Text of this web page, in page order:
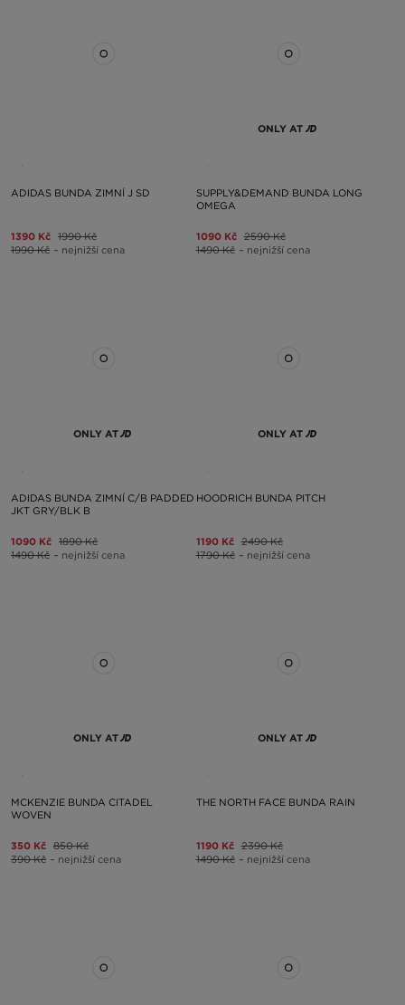
ADIDAS BUNDA ZIMNÍ J SD
1390 Kč 1990 Kč
1990 Kč – nejnižší cena
ONLY AT
SUPPLY&DEMAND BUNDA LONG
OMEGA
1090 Kč 2590 Kč
1490 Kč – nejnižší cena
ONLY AT
ADIDAS BUNDA ZIMNÍ C/B PADDED
JKT GRY/BLK B
1090 Kč 1890 Kč
1490 Kč – nejnižší cena
ONLY AT
HOODRICH BUNDA PITCH
1190 Kč 2490 Kč
1790 Kč – nejnižší cena
ONLY AT
MCKENZIE BUNDA CITADEL
WOVEN
350 Kč 850 Kč
390 Kč – nejnižší cena
ONLY AT
THE NORTH FACE BUNDA RAIN
1190 Kč 2390 Kč
1490 Kč – nejnižší cena